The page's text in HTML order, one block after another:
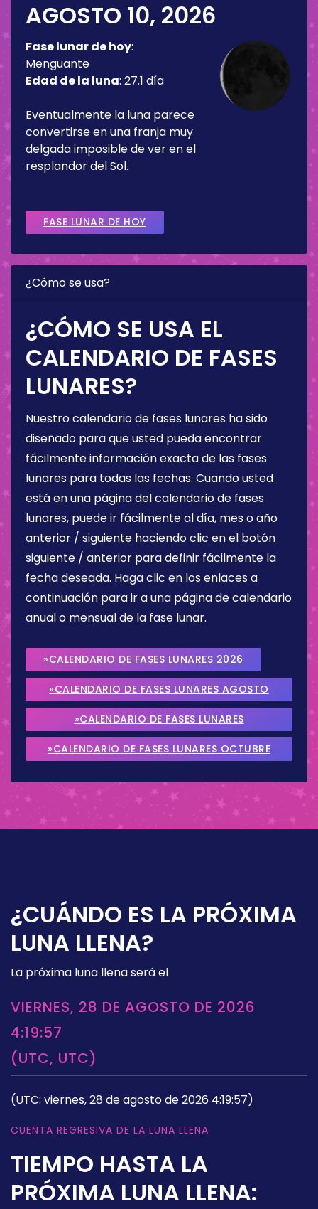
AGOSTO 10, 2026
Fase lunar de hoy:
Menguante
Edad de la luna: 27.1 día
Eventualmente la luna parece
convertirse en una franja muy
delgada imposible de ver en el
resplandor del Sol.
FASE LUNAR DE HOY
¿Cómo se usa?
¿CÓMO SE USA EL
CALENDARIO DE FASES
LUNARES?
Nuestro calendario de fases lunares ha sido
diseñado para que usted pueda encontrar
fácilmente información exacta de las fases
lunares para todas las fechas. Cuando usted
está en una página del calendario de fases
lunares, puede ir fácilmente al día, mes o año
anterior / siguiente haciendo clic en el botón
siguiente / anterior para definir fácilmente la
fecha deseada. Haga clic en los enlaces a
continuación para ir a una página de calendario
anual o mensual de la fase lunar.
»CALENDARIO DE FASES LUNARES 2026
»CALENDARIO DE FASES LUNARES AGOSTO
2026
»CALENDARIO DE FASES LUNARES
SEPTIEMBRE 2026
»CALENDARIO DE FASES LUNARES OCTUBRE
¿CUÁNDO ES LA PRÓXIMA
LUNA LLENA?
La próxima luna llena será el
VIERNES, 28 DE AGOSTO DE 2026
4:19:57
(UTC, UTC)
(UTC: viernes, 28 de agosto de 2026 4:19:57)
CUENTA REGRESIVA DE LA LUNA LLENA
TIEMPO HASTA LA
PRÓXIMA LUNA LLENA: